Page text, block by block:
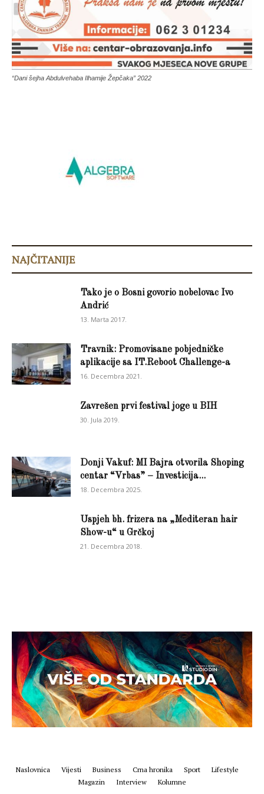
“Dani šejha Abdulvehaba Ilhamije Žepčaka” 2022
NAJČITANIJE
Tako je o Bosni govorio nobelovac Ivo
Andrić
13. Marta 2017.
Travnik: Promovisane pobjedničke
aplikacije sa IT.Reboot Challenge-a
16. Decembra 2021.
Zavrešen prvi festival joge u BIH
30. Jula 2019.
Donji Vakuf: MI Bajra otvorila Shoping
centar “Vrbas” – Investicija...
18. Decembra 2025.
Uspjeh bh. frizera na „Mediteran hair
Show-u“ u Grčkoj
21. Decembra 2018.
Naslovnica Vijesti Business Crna hronika Sport
Lifestyle
Magazin
Interview Kolumne